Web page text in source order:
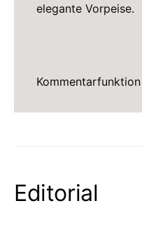
elegante Vorpeise.
Editorial